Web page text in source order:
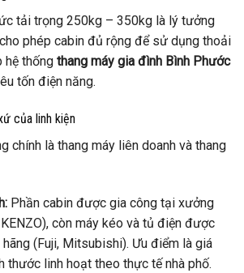
tải trọng 250kg – 350kg là lý tưởng
phép cabin đủ rộng để sử dụng thoải
hệ thống thang máy gia đình Bình Phước
tốn điện năng.
của linh kiện
chính là thang máy liên doanh và thang
Phần cabin được gia công tại xưởng
còn máy kéo và tủ điện được
(Fuji, Mitsubishi). Ưu điểm là giá
thước linh hoạt theo thực tế nhà phố.